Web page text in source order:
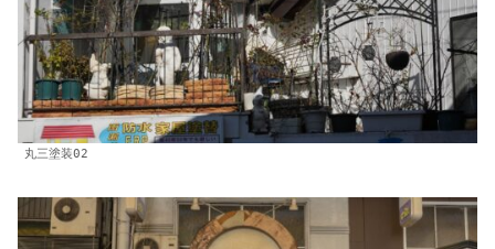
丸三塗装02